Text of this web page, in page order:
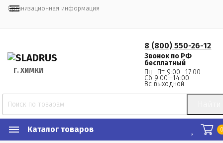
Организационная информация
Г. ХИМКИ
8 (800) 550-26-12
Звонок по РФ
бесплатный
Пн—Пт 9:00—17:00
Сб 9:00—14:00
Вс выходной
Каталог товаров